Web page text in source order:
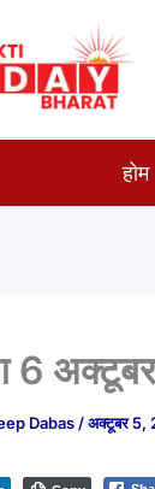
होम
6
Dabas /अक्टूबर 5,